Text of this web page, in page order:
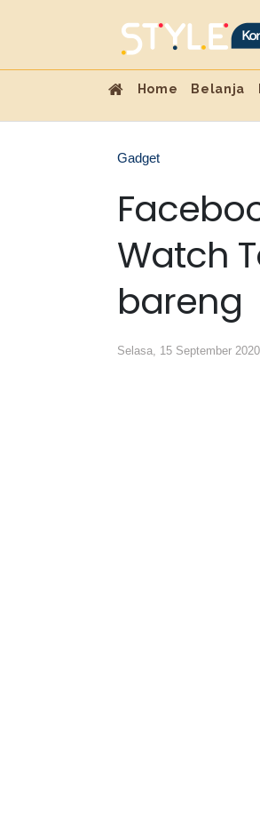
Home Belanja
Gadget
Watch
bareng
Selasa, 15 September